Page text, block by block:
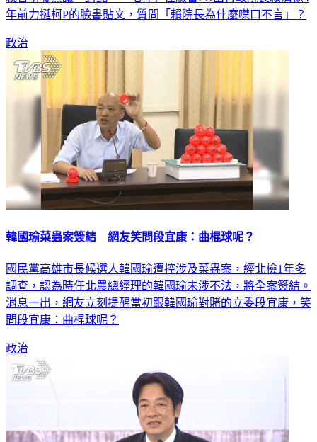
年前力挺柯P的臉書貼文，質問「賴院長為什麼噤口不言」？
政治
韓國瑜菜蟲案簽結 網友笑問段宜康：曲棍球呢？
國民黨高雄市長候選人韓國瑜遭控涉及菜蟲案，經北檢1年多
調查，認為時任北農總經理的韓國瑜未涉不法，將全案簽結。
消息一出，網友立刻提醒當初跟韓國瑜對賭的立委段宜康，笑
問段宜康：曲棍球呢？
政治